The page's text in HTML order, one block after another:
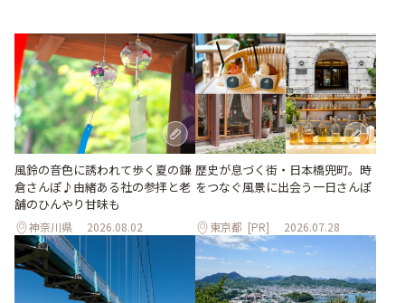
風鈴の音色に誘われて歩く夏の鎌
倉さんぽ♪由緒ある社の参拝と老
舗のひんやり甘味も
神奈川県 2026.08.02
歴史が息づく街・日本橋兜町。時
をつなぐ風景に出会う一日さんぽ
東京都 [PR] 2026.07.28